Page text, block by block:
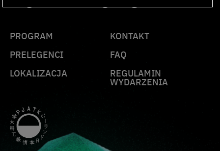
PROGRAM
PRELEGENCI
LOKALIZACJA
KONTAKT
FAQ
REGULAMIN
WYDARZENIA